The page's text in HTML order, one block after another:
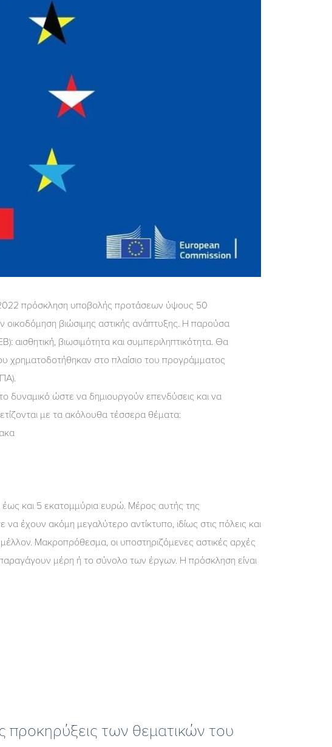
πρόσκληση υποβολής προτάσεων ύψους 50
οικοδόμηση βιώσιμης αστικής ανάπτυξης. Η παρούσα
αισθητική, βιωσιμότητα και συμπεριληπτικότητα. Θα
χρηματοδοτήθηκαν στο πλαίσιο του προγράμματος
δυναμικό ώστε να δημιουργούν επενδύσεις και να
με τα ακόλουθα τέσσερα θέματα:
και 5 εκατομμύρια ευρώ. Μέρος αυτής της
έχουν ακόμη μεγαλύτερο αντίκτυπο, ιδίως στις πόλεις και
Μακροπρόθεσμα, οι υποστηριζόμενες αστικές αρχές
μέρη ή το σύνολο των έργων. Η πρόσκληση είναι
προκηρύξεις των θεματικών του